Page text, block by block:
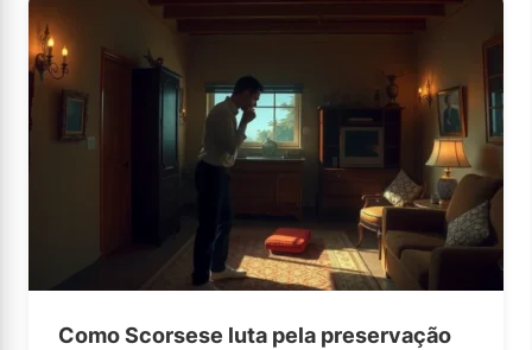
Como Scorsese luta pela preservação